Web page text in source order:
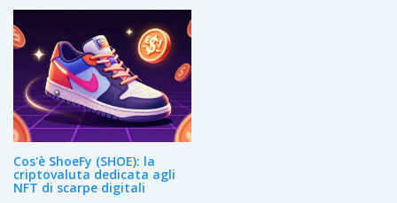
Cos'è ShoeFy (SHOE): la
criptovaluta dedicata agli
NFT di scarpe digitali